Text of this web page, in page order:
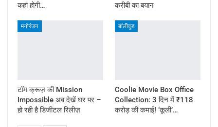
कहां होगी…
करीबी का बयान
मनोरंजन
टॉम क्रूज़ की Mission
Impossible अब देखें घर पर –
हो रही है डिजीटल रिलीज़
बॉलीवुड
Coolie Movie Box Office
Collection: 3 दिन में ₹118
करोड़ की कमाई! ‘कूली’…